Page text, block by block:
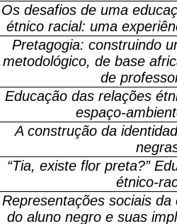
Os desafios de uma
étnico racial: uma
Pretagogia: construindo
metodológico, de base
de
Educação das relações
espaço-
A construção da
“Tia, existe flor preta?”
étnico-
Representações sociais
do aluno negro e suas